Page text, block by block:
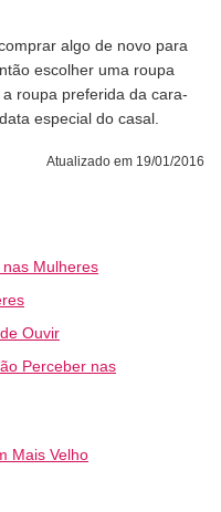
algo de novo para
escolher uma roupa
roupa preferida da cara-
especial do casal.
Atualizado em 19/01/2016
Mulheres
Ouvir
Perceber nas
Mais Velho